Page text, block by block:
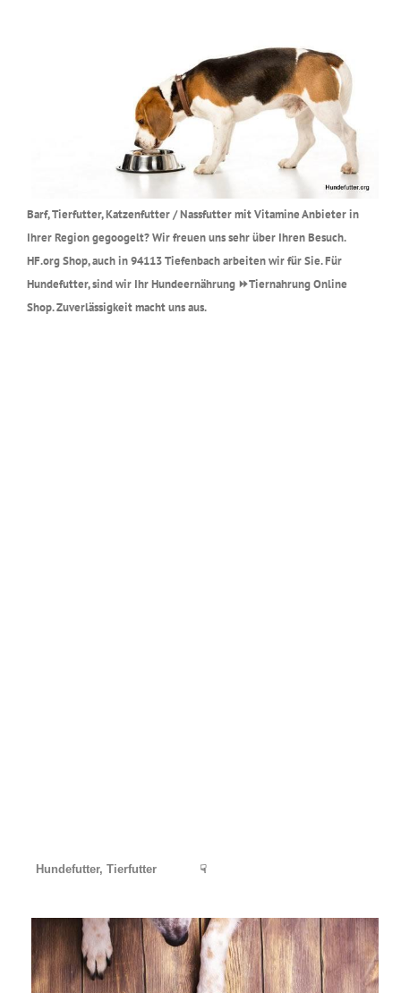
Barf, Tierfutter, Katzenfutter / Nassfutter mit Vitamine Anbieter in
Ihrer Region gegoogelt? Wir freuen uns sehr über Ihren Besuch.
HF.org Shop, auch in 94113 Tiefenbach arbeiten wir für Sie. Für
Hundefutter, sind wir Ihr Hundeernährung ⏩Tiernahrung Online
Shop. Zuverlässigkeit macht uns aus.
Hundefutter, Tierfutter ☟